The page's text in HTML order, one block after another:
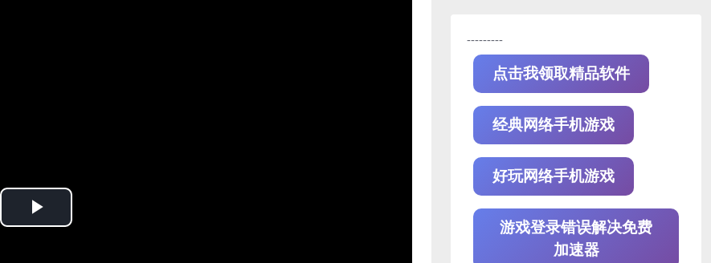
Play
---------
点击我领取精品软件
经典网络手机游戏
好玩网络手机游戏
游戏登录错误解决免费
加速器